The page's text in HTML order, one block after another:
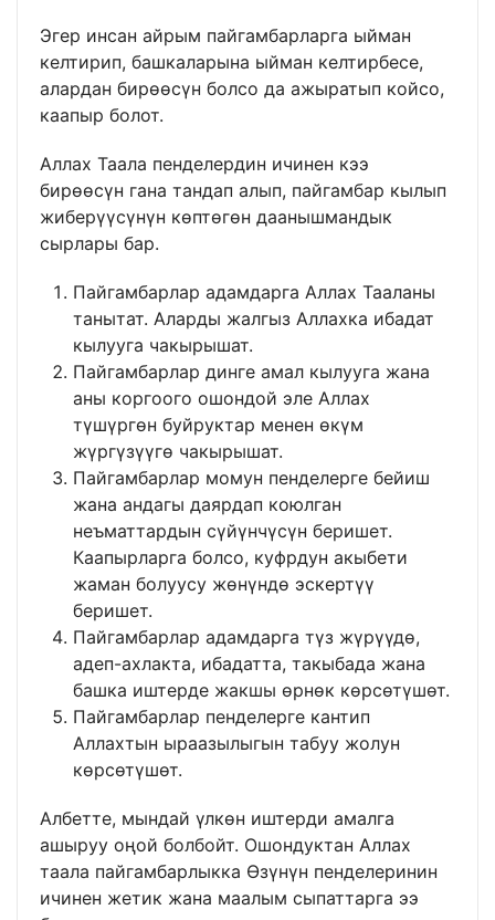
Эгер инсан айрым пайгамбарларга ыйман
келтирип, башкаларына ыйман келтирбесе,
алардан бирөөсүн болсо да ажыратып койсо,
каапыр болот.
Аллах Таала пенделердин ичинен кээ
бирөөсүн гана тандап алып, пайгамбар кылып
жиберүүсүнүн көптөгөн даанышмандык
сырлары бар.
Пайгамбарлар адамдарга Аллах Тааланы
танытат. Аларды жалгыз Аллахка ибадат
кылууга чакырышат.
Пайгамбарлар динге амал кылууга жана
аны коргоого ошондой эле Аллах
түшүргөн буйруктар менен өкүм
жүргүзүүгө чакырышат.
Пайгамбарлар момун пенделерге бейиш
жана андагы даярдап коюлган
неъматтардын сүйүнчүсүн беришет.
Каапырларга болсо, куфрдун акыбети
жаман болуусу жөнүндө эскертүү
беришет.
Пайгамбарлар адамдарга түз жүрүүдө,
адеп-ахлакта, ибадатта, такыбада жана
башка иштерде жакшы өрнөк көрсөтүшөт.
Пайгамбарлар пенделерге кантип
Аллахтын ыраазылыгын табуу жолун
көрсөтүшөт.
Албетте, мындай үлкөн иштерди амалга
ашыруу оңой болбойт. Ошондуктан Аллах
таала пайгамбарлыкка Өзүнүн пенделеринин
ичинен жетик жана маалым сыпаттарга ээ